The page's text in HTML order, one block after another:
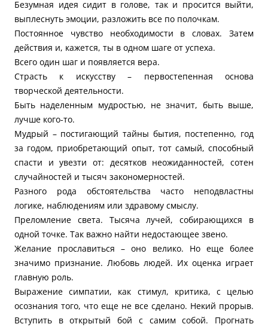
Безумная идея сидит в голове, так и просится выйти,
выплеснуть эмоции, разложить все по полочкам.
Постоянное чувство необходимости в словах. Затем
действия и, кажется, ты в одном шаге от успеха.
Всего один шаг и появляется вера.
Страсть к искусству – первостепенная основа
творческой деятельности.
Быть наделенным мудростью, не значит, быть выше,
лучше кого-то.
Мудрый – постигающий тайны бытия, постепенно, год
за годом, приобретающий опыт, тот самый, способный
спасти и увезти от: десятков неожиданностей, сотен
случайностей и тысяч закономерностей.
Разного рода обстоятельства часто неподвластны
логике, наблюдениям или здравому смыслу.
Преломление света. Тысяча лучей, собирающихся в
одной точке. Так важно найти недостающее звено.
Желание прославиться – оно велико. Но еще более
значимо признание. Любовь людей. Их оценка играет
главную роль.
Выражение симпатии, как стимул, критика, с целью
осознания того, что еще не все сделано. Некий прорыв.
Вступить в открытый бой с самим собой. Прогнать